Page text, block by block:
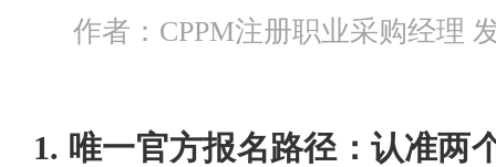
作者：CPPM注册职业采购经理
1. 唯一官方报名路径：认准两